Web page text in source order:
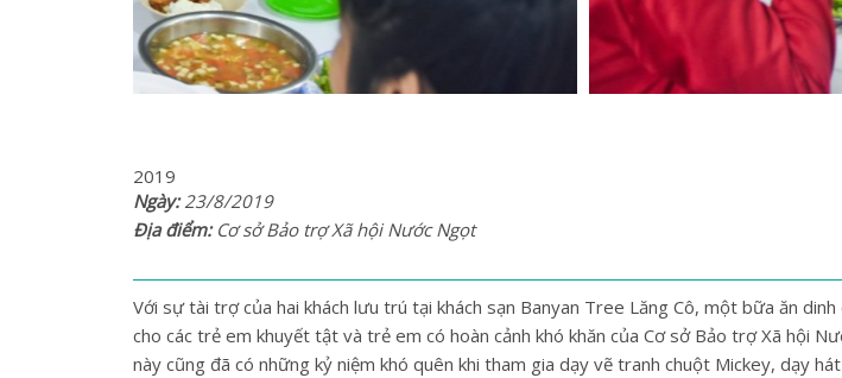
2019
Ngày:23/8/2019
Địa điểm:Cơ sở Bảo trợ Xã hội Nước Ngọt
Với sự tài trợ của hai khách lưu trú tại khách sạn Banyan Tree Lăng Cô, một bữa ăn
cho các trẻ em khuyết tật và trẻ em có hoàn cảnh khó khăn của Cơ sở Bảo trợ Xã hội
này cũng đã có những kỷ niệm khó quên khi tham gia dạy vẽ tranh chuột Mickey, dạy